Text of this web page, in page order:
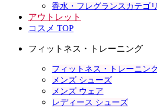
香水・フレグランスカテゴ
アウトレット
コスメ TOP
フィットネス・トレーニング
フィットネス・トレーニン
メンズ シューズ
メンズ ウェア
レディース シューズ